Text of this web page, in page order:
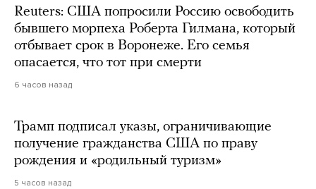
Reuters: США попросили Россию освободить
бывшего морпеха Роберта Гилмана, который
отбывает срок в Воронеже. Его семья
опасается, что тот при смерти
6 часов назад
Трамп подписал указы, ограничивающие
получение гражданства США по праву
рождения и «родильный туризм»
5 часов назад